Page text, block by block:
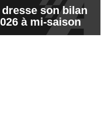
son bilan
à mi-saison